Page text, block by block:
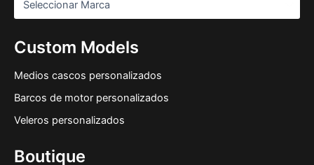
Custom Models
Medios cascos personalizados
Barcos de motor personalizados
Veleros personalizados
Boutique